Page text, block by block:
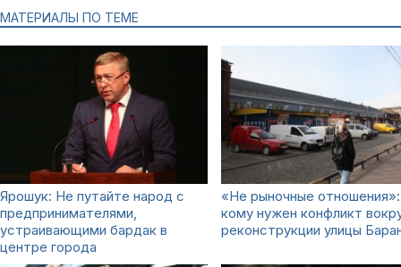
МАТЕРИАЛЫ ПО ТЕМЕ
Ярошук: Не путайте народ с
предпринимателями,
устраивающими бардак в
центре города
«Не рыночные отношения»:
кому нужен конфликт
реконструкции улицы